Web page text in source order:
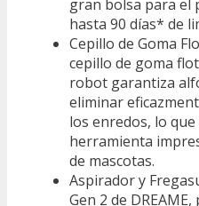
gran bolsa para el
hasta 90 días* de
Cepillo de Goma
cepillo de goma
robot garantiza
eliminar
los enredos, lo
herramienta
de mascotas.
Aspirador y
Gen 2 de